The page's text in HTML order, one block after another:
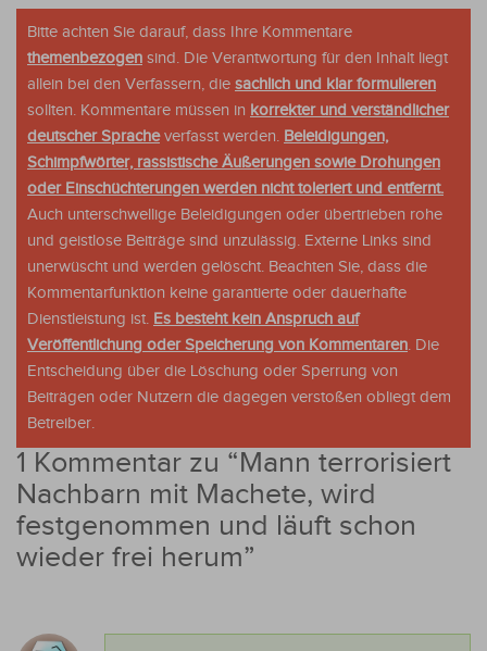
Bitte achten Sie darauf, dass Ihre Kommentare
themenbezogen sind. Die Verantwortung für den Inhalt liegt
allein bei den Verfassern, die sachlich und klar formulieren
sollten. Kommentare müssen in korrekter und verständlicher
deutscher Spracheverfasst werden. Beleidigungen,
Schimpfwörter, rassistische Äußerungen sowie Drohungen
oder Einschüchterungen werden nicht toleriert und entfernt.
Auch unterschwellige Beleidigungen oder übertrieben rohe
und geistlose Beiträge sind unzulässig. Externe Links sind
unerwüscht und werden gelöscht. Beachten Sie, dass die
Kommentarfunktion keine garantierte oder dauerhafte
Dienstleistung ist. Es besteht kein Anspruch auf
Veröffentlichung oder Speicherung von Kommentaren. Die
Entscheidung über die Löschung oder Sperrung von
Beiträgen oder Nutzern die dagegen verstoßen obliegt dem
Betreiber.
1 Kommentar zu “Mann terrorisiert
Nachbarn mit Machete, wird
festgenommen und läuft schon
wieder frei herum”